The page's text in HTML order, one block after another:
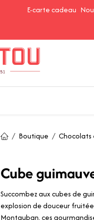
E-carte cadeau
Boutique Chocolats
Cube
Succombez aux cubes de
explosion de douceur
Montauban, ces